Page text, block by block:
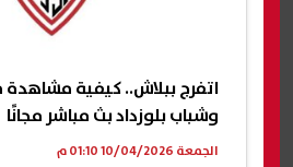
اتفرج ببلاش.. كيفية مشاهدة
وشباب بلوزداد بث مباشر مجانًا
الجمعة 10/04/2026 01:10 م